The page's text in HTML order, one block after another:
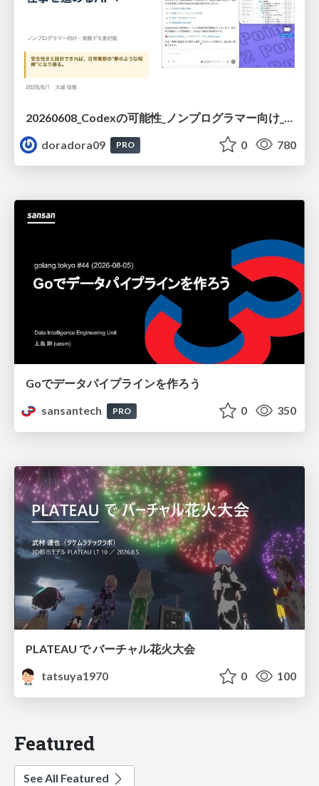
doradora09
PRO 0 780
Goでデータパイプラインを作ろう
sansantech
PRO 0 350
PLATEAU で バーチャル花火大会
tatsuya1970
0 100
Featured
See All Featured